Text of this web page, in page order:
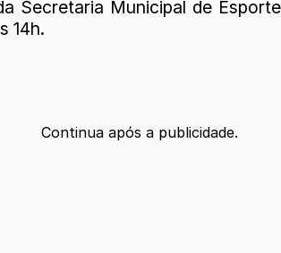
Secretaria Municipal de
14h.
Continua após a publicidade.